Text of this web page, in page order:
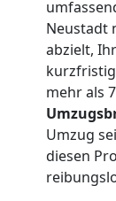
Neustadt
abzielt,
mehr als
Umzug
diesen